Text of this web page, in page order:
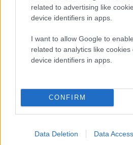
related to advertising like
device identifiers in apps.
I want to allow Google to
related to analytics like cookies
device identifiers in apps.
CONFIRM
Data Deletion Data Access